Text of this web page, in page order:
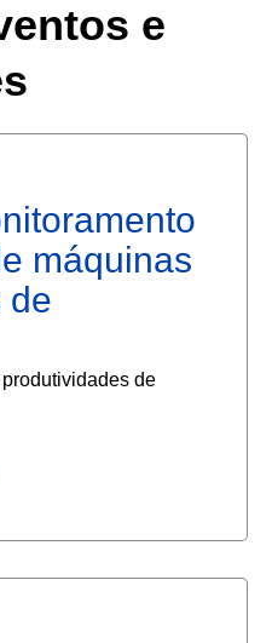
e
máquinas
de
de